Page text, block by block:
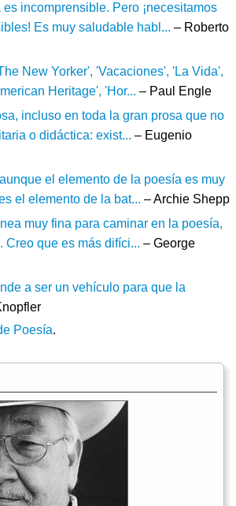
incomprensible. Pero ¡necesitamos
Es muy saludable habl... – Roberto
New Yorker', 'Vacaciones', 'La Vida',
Heritage', 'Hor... – Paul Engle
incluso en toda la gran prosa que no
o didáctica: exist... – Eugenio
el elemento de la poesía es muy
el elemento de la bat... – Archie Shepp
muy fina para caminar en la poesía,
Creo que es más difíci... – George
a ser un vehículo para que la
Poesía.